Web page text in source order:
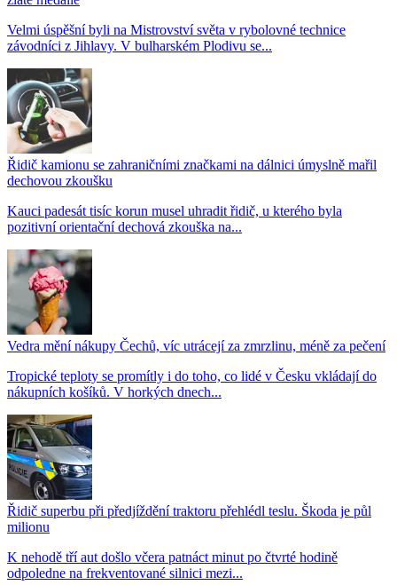
Velmi úspěšní byli na Mistrovství světa v rybolovné technice
závodníci z Jihlavy. V bulharském Plodivu se...
Řidič kamionu se zahraničními značkami na dálnici úmyslně mařil
dechovou zkoušku
Kauci padesát tisíc korun musel uhradit řidič, u kterého byla
pozitivní orientační dechová zkouška na...
Vedra mění nákupy Čechů, víc utrácejí za zmrzlinu, méně za pečení
Tropické teploty se promítly i do toho, co lidé v Česku vkládají do
nákupních košíků. V horkých dnech...
Řidič superbu při předjíždění traktoru přehlédl teslu. Škoda je půl
milionu
K nehodě tří aut došlo včera patnáct minut po čtvrté hodině
odpoledne na frekventované silnici mezi...